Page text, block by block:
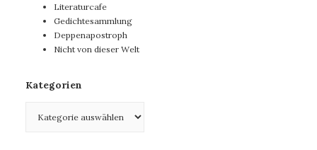
Literaturcafe
Gedichtesammlung
Deppenapostroph
Nicht von dieser Welt
Kategorien